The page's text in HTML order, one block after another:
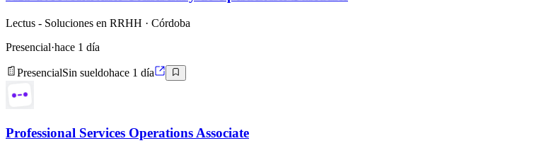
Lectus - Soluciones en RRHH · Córdoba
Presencial·hace 1 día
PresencialSin sueldohace 1 día
Professional Services Operations Associate